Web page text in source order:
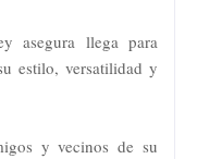
asegura llega para
estilo, versatilidad y
y vecinos de su